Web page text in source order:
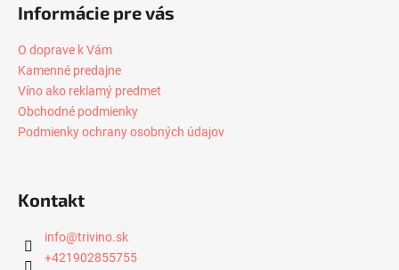
Informácie pre vás
O doprave k Vám
Kamenné predajne
Víno ako reklamý predmet
Obchodné podmienky
Podmienky ochrany osobných údajov
Kontakt
info@trivino.sk
+421902855755